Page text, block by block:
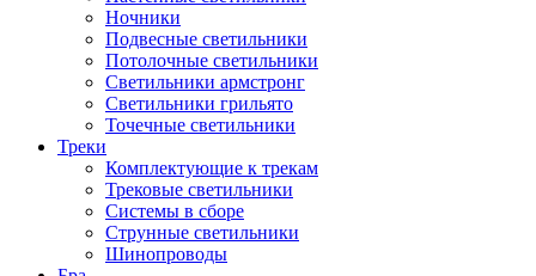
Ночники
Подвесные светильники
Потолочные светильники
Светильники армстронг
Светильники грильято
Точечные светильники
Треки
Комплектующие к трекам
Трековые светильники
Системы в сборе
Струнные светильники
Шинопроводы